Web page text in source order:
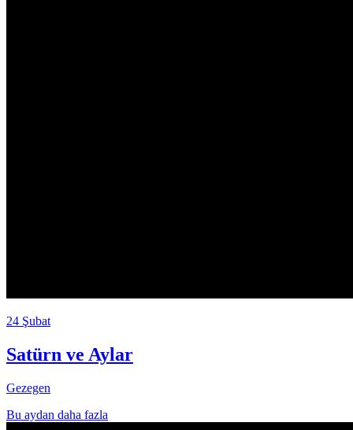
24 Şubat
Satürn ve Aylar
Gezegen
Bu aydan daha fazla